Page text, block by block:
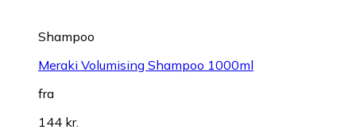
Shampoo
Meraki Volumising Shampoo 1000ml
fra
144 kr.